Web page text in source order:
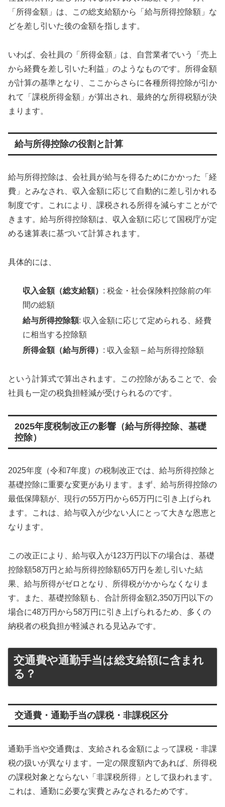
「所得金額」は、この総支給額から「給与所得控除額」な
どを差し引いた後の金額を指します。
いわば、会社員の「所得金額」は、自営業者でいう「売上
から経費を差し引いた利益」のようなものです。所得金額
が計算の基準となり、ここからさらに各種所得控除が引か
れて「課税所得金額」が算出され、最終的な所得税額が決
まります。
給与所得控除の役割と計算
給与所得控除は、会社員が給与を得るためにかかった「経
費」とみなされ、収入金額に応じて自動的に差し引かれる
制度です。これにより、課税される所得を減らすことがで
きます。給与所得控除額は、収入金額に応じて国税庁が定
める速算表に基づいて計算されます。
具体的には、
収入金額（総支給額） : 税金・社会保険料控除前の年
間の総額
給与所得控除額: 収入金額に応じて定められる、経費
に相当する控除額
所得金額（給与所得） : 収入金額 – 給与所得控除額
という計算式で算出されます。この控除があることで、会
社員も一定の税負担軽減が受けられるのです。
2025年度税制改正の影響（給与所得控除、基礎
控除）
2025年度（令和7年度）の税制改正では、給与所得控除と
基礎控除に重要な変更があります。まず、給与所得控除の
最低保障額が、現行の55万円から65万円に引き上げられ
ます。これは、給与収入が少ない人にとって大きな恩恵と
なります。
この改正により、給与収入が123万円以下の場合は、基礎
控除額58万円と給与所得控除額65万円を差し引いた結
果、給与所得がゼロとなり、所得税がかからなくなりま
す。また、基礎控除額も、合計所得金額2,350万円以下の
場合に48万円から58万円に引き上げられるため、多くの
納税者の税負担が軽減される見込みです。
交通費や通勤手当は総支給額に含まれ
る？
交通費・通勤手当の課税・非課税区分
通勤手当や交通費は、支給される金額によって課税・非課
税の扱いが異なります。一定の限度額内であれば、所得税
の課税対象とならない「非課税所得」として扱われます。
これは、通勤に必要な実費とみなされるためです。